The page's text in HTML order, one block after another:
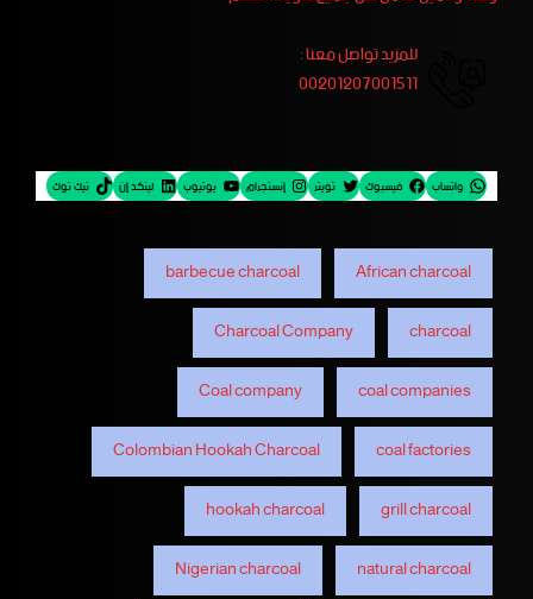
للمزيد تواصل معنا :
00201207001511
واتساب فيسبوك تويتر إنستجرام يوتيوب لينكد إن تيك توك
African charcoal
barbecue charcoal
charcoal
Charcoal Company
coal companies
Coal company
coal factories
Colombian Hookah Charcoal
grill charcoal
hookah charcoal
natural charcoal
Nigerian charcoal